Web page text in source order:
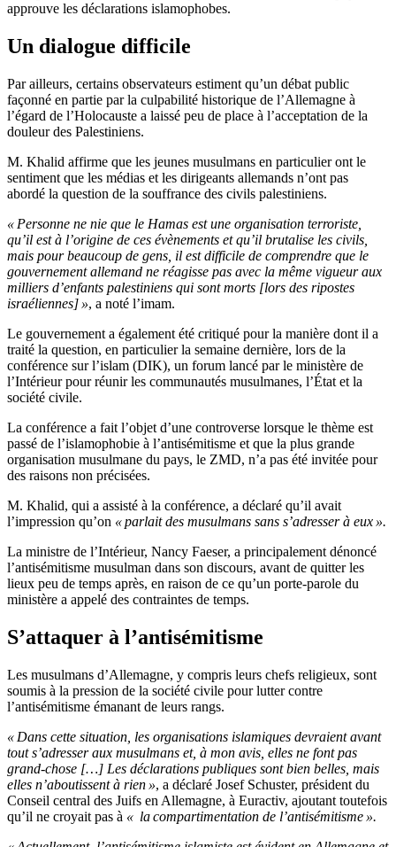
approuve les déclarations islamophobes.
Un dialogue difficile
Par ailleurs, certains observateurs estiment qu’un débat public
façonné en partie par la culpabilité historique de l’Allemagne à
l’égard de l’Holocauste a laissé peu de place à l’acceptation de la
douleur des Palestiniens.
M. Khalid affirme que les jeunes musulmans en particulier ont le
sentiment que les médias et les dirigeants allemands n’ont pas
abordé la question de la souffrance des civils palestiniens.
« Personne ne nie que le Hamas est une organisation terroriste,
qu’il est à l’origine de ces évènements et qu’il brutalise les civils,
mais pour beaucoup de gens, il est difficile de comprendre que le
gouvernement allemand ne réagisse pas avec la même vigueur aux
milliers d’enfants palestiniens qui sont morts [lors des ripostes
israéliennes] », a noté l’imam.
Le gouvernement a également été critiqué pour la manière dont il a
traité la question, en particulier la semaine dernière, lors de la
conférence sur l’islam (DIK), un forum lancé par le ministère de
l’Intérieur pour réunir les communautés musulmanes, l’État et la
société civile.
La conférence a fait l’objet d’une controverse lorsque le thème est
passé de l’islamophobie à l’antisémitisme et que la plus grande
organisation musulmane du pays, le ZMD, n’a pas été invitée pour
des raisons non précisées.
M. Khalid, qui a assisté à la conférence, a déclaré qu’il avait
l’impression qu’on « parlait des musulmans sans s’adresser à eux ».
La ministre de l’Intérieur, Nancy Faeser, a principalement dénoncé
l’antisémitisme musulman dans son discours, avant de quitter les
lieux peu de temps après, en raison de ce qu’un porte-parole du
ministère a appelé des contraintes de temps.
S’attaquer à l’antisémitisme
Les musulmans d’Allemagne, y compris leurs chefs religieux, sont
soumis à la pression de la société civile pour lutter contre
l’antisémitisme émanant de leurs rangs.
« Dans cette situation, les organisations islamiques devraient avant
tout s’adresser aux musulmans et, à mon avis, elles ne font pas
grand-chose […] Les déclarations publiques sont bien belles, mais
elles n’aboutissent à rien », a déclaré Josef Schuster, président du
Conseil central des Juifs en Allemagne, à Euractiv, ajoutant toutefois
qu’il ne croyait pas à « la compartimentation de l’antisémitisme ».